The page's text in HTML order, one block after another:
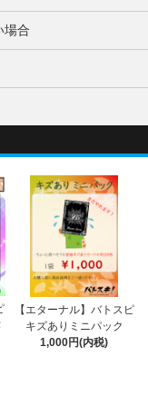
場合
【エターナル】バトスピ
キズありミニパック
1,000円(内税)